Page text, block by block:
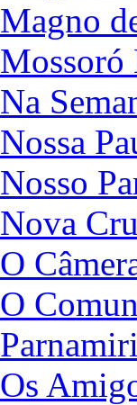
Magno
Mossoró
Na
Nossa
Nosso
Nova
O
O
Os